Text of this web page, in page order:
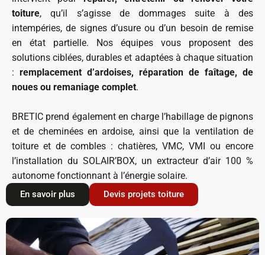
toiture, qu’il s’agisse de dommages suite à des
intempéries, de signes d’usure ou d’un besoin de remise
en état partielle. Nos équipes vous proposent des
solutions ciblées, durables et adaptées à chaque situation
: remplacement d’ardoises, réparation de faîtage, de
noues ou remaniage complet.
BRETIC prend également en charge l’habillage de pignons
et de cheminées en ardoise, ainsi que la ventilation de
toiture et de combles : chatières, VMC, VMI ou encore
l’installation du SOLAIR’BOX, un extracteur d’air 100 %
autonome fonctionnant à l’énergie solaire.
En savoir plus Devis projets toiture